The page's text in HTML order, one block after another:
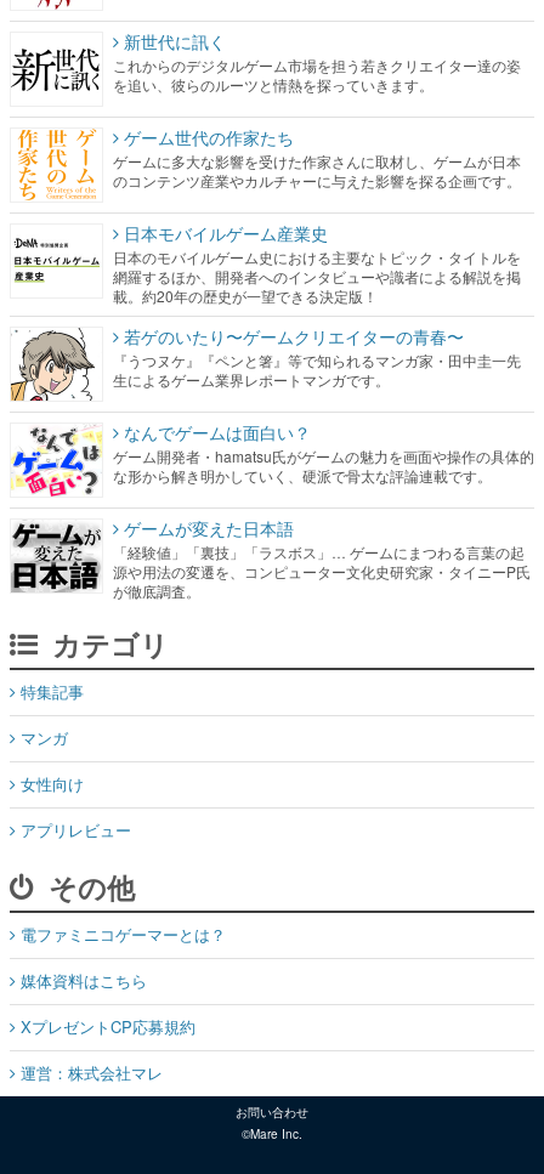
新世代に訊く
これからのデジタルゲーム市場を担う若きクリエイター達の姿
を追い、彼らのルーツと情熱を探っていきます。
ゲーム世代の作家たち
ゲームに多大な影響を受けた作家さんに取材し、ゲームが日本
のコンテンツ産業やカルチャーに与えた影響を探る企画です。
日本モバイルゲーム産業史
日本のモバイルゲーム史における主要なトピック・タイトルを
網羅するほか、開発者へのインタビューや識者による解説を掲
載。約20年の歴史が一望できる決定版！
若ゲのいたり〜ゲームクリエイターの青春〜
『うつヌケ』『ペンと箸』等で知られるマンガ家・田中圭一先
生によるゲーム業界レポートマンガです。
なんでゲームは面白い？
ゲーム開発者・hamatsu氏がゲームの魅力を画面や操作の具体的
な形から解き明かしていく、硬派で骨太な評論連載です。
ゲームが変えた日本語
「経験値」「裏技」「ラスボス」… ゲームにまつわる言葉の起
源や用法の変遷を、コンピューター文化史研究家・タイニーP氏
が徹底調査。
カテゴリ
特集記事
マンガ
女性向け
アプリレビュー
その他
電ファミニコゲーマーとは？
媒体資料はこちら
XプレゼントCP応募規約
運営：株式会社マレ
お問い合わせ
©Mare Inc.